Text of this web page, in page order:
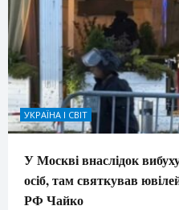
УКРАЇНА І СВІТ
У Москві внаслідок
осіб, там святкував
РФ Чайко